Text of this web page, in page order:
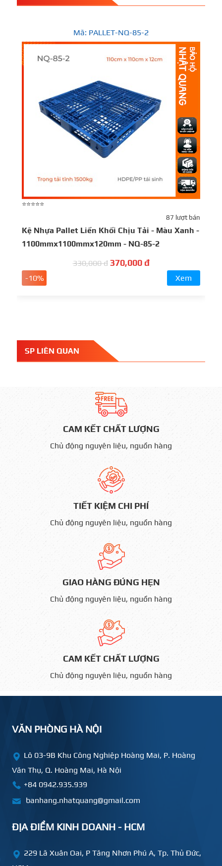
Mã: PALLET-NQ-85-2
⭐⭐⭐⭐⭐
87 lượt bán
Kệ Nhựa Pallet Liền Khối Chịu Tải - Màu Xanh -
1100mmx1100mmx120mm - NQ-85-2
330,000 đ 370,000 đ
-10% Xem
SP LIÊN QUAN
CAM KẾT CHẤT LƯỢNG
Chủ động nguyên liệu, nguồn hàng
TIẾT KIỆM CHI PHÍ
Chủ động nguyên liệu, nguồn hàng
GIAO HÀNG ĐÚNG HẸN
Chủ động nguyên liệu, nguồn hàng
CAM KẾT CHẤT LƯỢNG
Chủ động nguyên liệu, nguồn hàng
VĂN PHÒNG HÀ NỘI
Lô 03-9B Khu Công Nghiệp Hoàng Mai, P. Hoàng
Văn Thụ, Q. Hoàng Mai, Hà Nội
+84 0942.935.939
banhang.nhatquang@gmail.com
ĐỊA ĐIỂM KINH DOANH - HCM
229 Lã Xuân Oai, P Tăng Nhơn Phú A, Tp. Thủ Đức,